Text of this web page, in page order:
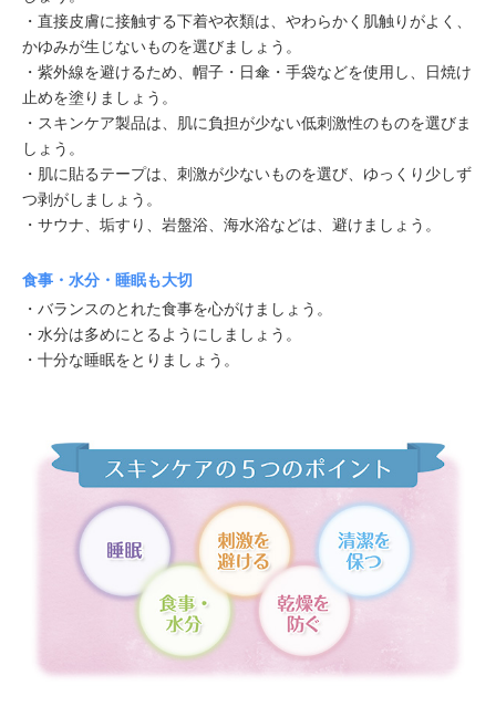
・直接皮膚に接触する下着や衣類は、やわらかく肌触りがよく、
かゆみが生じないものを選びましょう。
・紫外線を避けるため、帽子・日傘・手袋などを使用し、日焼け
止めを塗りましょう。
・スキンケア製品は、肌に負担が少ない低刺激性のものを選びま
しょう。
・肌に貼るテープは、刺激が少ないものを選び、ゆっくり少しず
つ剥がしましょう。
・サウナ、垢すり、岩盤浴、海水浴などは、避けましょう。
食事・水分・睡眠も大切
・バランスのとれた食事を心がけましょう。
・水分は多めにとるようにしましょう。
・十分な睡眠をとりましょう。